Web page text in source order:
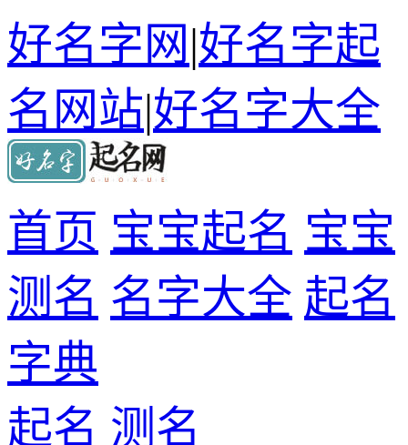
好名字网|好名字起
名网站|好名字大全
首页 宝宝起名 宝宝
测名 名字大全 起名
字典
起名 测名